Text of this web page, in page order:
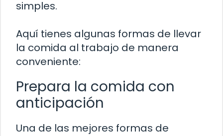
simples.
Aquí tienes algunas formas de llevar
la comida al trabajo de manera
conveniente:
Prepara la comida con
anticipación
Una de las mejores formas de